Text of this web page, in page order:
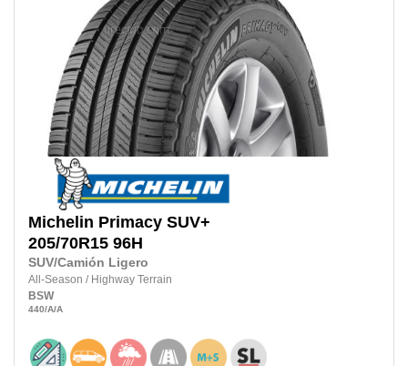
Michelin Primacy SUV+
205/70R15 96H
SUV/Camión Ligero
All-Season / Highway Terrain
BSW
440/A/A